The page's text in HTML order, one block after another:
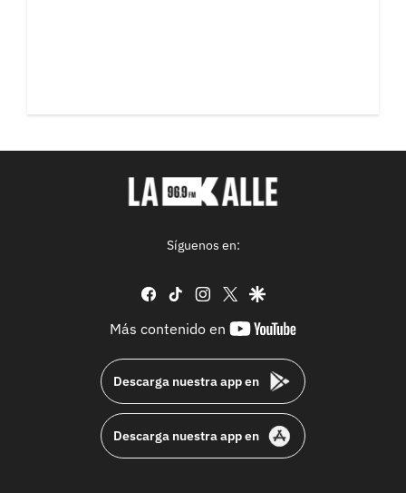
Síguenos en:
facebook
tiktok instagram
twittergoogle
Más contenido en
youtube-
Descarga nuestra app en
Descarga nuestra app en